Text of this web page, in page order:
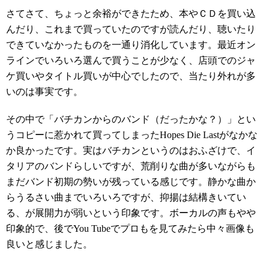
さてさて、ちょっと余裕ができたため、本やＣＤを買い込
んだり、これまで買っていたのですが読んだり、聴いたり
できていなかったものを一通り消化しています。最近オン
ラインでいろいろ選んで買うことが少なく、店頭でのジャ
ケ買いやタイトル買いが中心でしたので、当たり外れが多
いのは事実です。
その中で「バチカンからのバンド（だったかな？）」とい
うコピーに惹かれて買ってしまったHopes Die Lastがなかな
か良かったです。実はバチカンというのはおふざけで、イ
タリアのバンドらしいですが、荒削りな曲が多いながらも
まだバンド初期の勢いが残っている感じです。静かな曲か
らうるさい曲までいろいろですが、抑揚は結構きいてい
る、が展開力が弱いという印象です。ボーカルの声もやや
印象的で、後でYou Tubeでプロもを見てみたら中々画像も
良いと感じました。